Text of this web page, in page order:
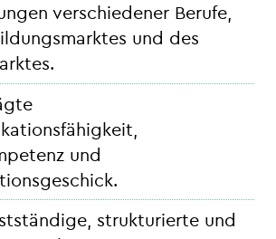
verschiedener Berufe,
und des
und
strukturierte und